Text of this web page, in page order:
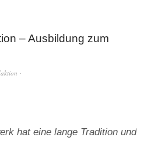
– Ausbildung zum
hat eine lange Tradition und